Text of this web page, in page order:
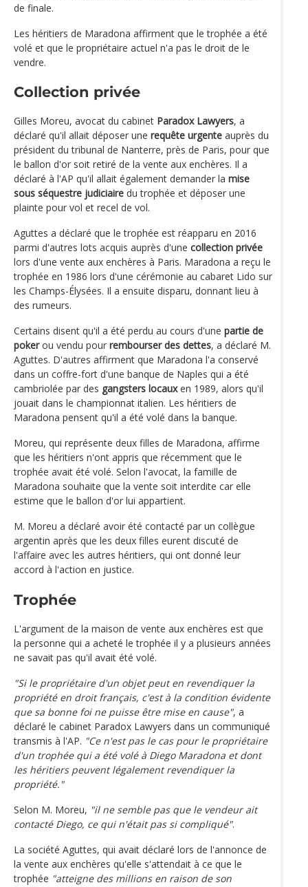
de finale.
Les héritiers de Maradona affirment que le trophée a été
volé et que le propriétaire actuel n'a pas le droit de le
vendre.
Collection privée
Gilles Moreu, avocat du cabinet Paradox Lawyers, a
déclaré qu'il allait déposer une requête urgente auprès du
président du tribunal de Nanterre, près de Paris, pour que
le ballon d'or soit retiré de la vente aux enchères. Il a
déclaré à l'AP qu'il allait également demander la mise
sous séquestre judiciaire du trophée et déposer une
plainte pour vol et recel de vol.
Aguttes a déclaré que le trophée est réapparu en 2016
parmi d'autres lots acquis auprès d'une collection privée
lors d'une vente aux enchères à Paris. Maradona a reçu le
trophée en 1986 lors d'une cérémonie au cabaret Lido sur
les Champs-Élysées. Il a ensuite disparu, donnant lieu à
des rumeurs.
Certains disent qu'il a été perdu au cours d'une partie de
pokerou vendu pour rembourser des dettes, a déclaré M.
Aguttes. D'autres affirment que Maradona l'a conservé
dans un coffre-fort d'une banque de Naples qui a été
cambriolée par des gangsters locauxen 1989, alors qu'il
jouait dans le championnat italien. Les héritiers de
Maradona pensent qu'il a été volé dans la banque.
Moreu, qui représente deux filles de Maradona, affirme
que les héritiers n'ont appris que récemment que le
trophée avait été volé. Selon l'avocat, la famille de
Maradona souhaite que la vente soit interdite car elle
estime que le ballon d'or lui appartient.
M. Moreu a déclaré avoir été contacté par un collègue
argentin après que les deux filles eurent discuté de
l'affaire avec les autres héritiers, qui ont donné leur
accord à l'action en justice.
Trophée
L'argument de la maison de vente aux enchères est que
la personne qui a acheté le trophée il y a plusieurs années
ne savait pas qu'il avait été volé.
"Si le propriétaire d'un objet peut en revendiquer la
propriété en droit français, c'est à la condition évidente
que sa bonne foi ne puisse être mise en cause", a
déclaré le cabinet Paradox Lawyers dans un communiqué
transmis à l'AP. "Ce n'est pas le cas pour le propriétaire
d'un trophée qui a été volé à Diego Maradona et dont
les héritiers peuvent légalement revendiquer la
propriété."
Selon M. Moreu, "il ne semble pas que le vendeur ait
contacté Diego, ce qui n'était pas si compliqué".
La société Aguttes, qui avait déclaré lors de l'annonce de
la vente aux enchères qu'elle s'attendait à ce que le
trophée "atteigne des millions en raison de son